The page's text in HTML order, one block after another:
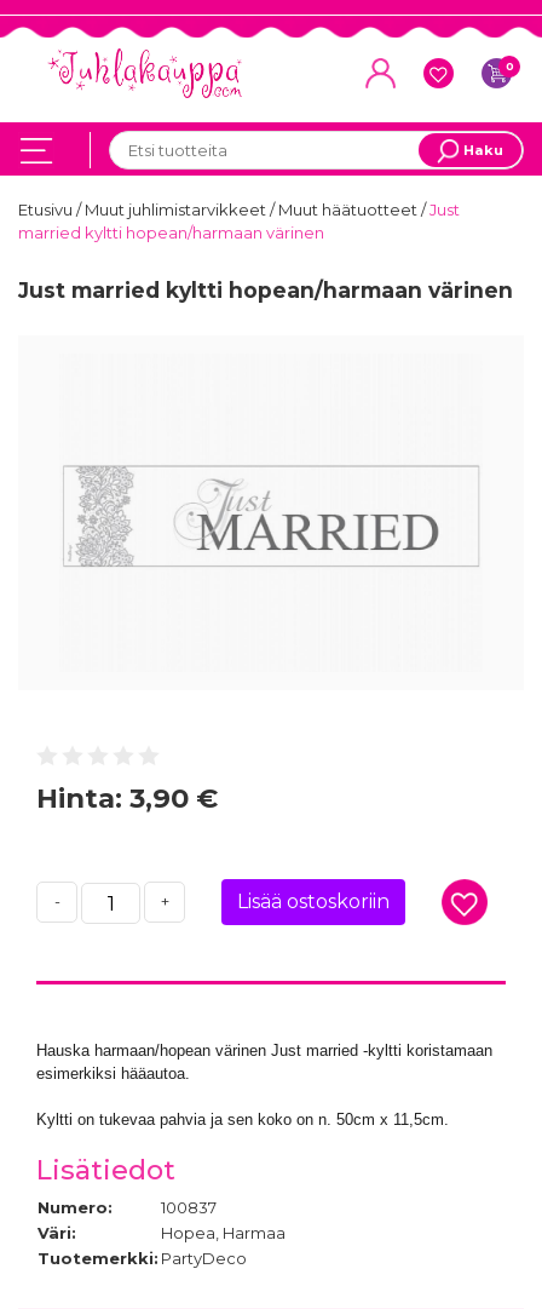
0
Haku
Etusivu /Muut juhlimistarvikkeet/Muut häätuotteet/Just
married kyltti hopean/harmaan värinen
Just married kyltti hopean/harmaan värinen
Hinta: 3,90 €
- + Lisää ostoskoriin
Hauska harmaan/hopean värinen Just married -kyltti koristamaan
esimerkiksi hääautoa.
Kyltti on tukevaa pahvia ja sen koko on n. 50cm x 11,5cm.
Lisätiedot
Numero:
100837
Väri:
Hopea, Harmaa
Tuotemerkki: PartyDeco